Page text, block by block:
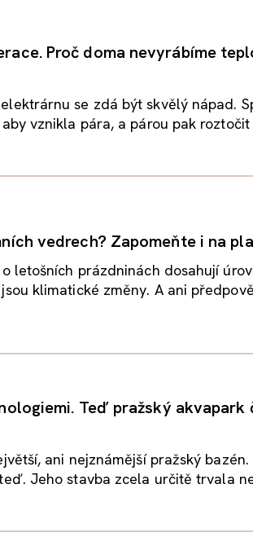
Proč doma nevyrábíme
se zdá být skvělý nápad.
vznikla pára, a párou pak
vedrech? Zapomeňte i na
letošních prázdninách dosahují
klimatické změny. A ani
Teď pražský akvapark
ani nejznámější pražský
Jeho stavba zcela určitě trvala